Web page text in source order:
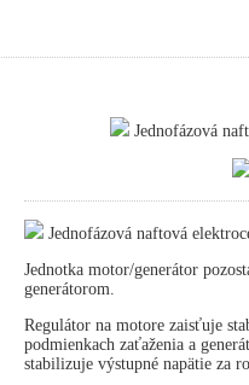
Jednofázová
Jednofázová naftová
Jednotka motor/generátor
generátorom.
Regulátor na motore zaisťuje
podmienkach zaťaženia a
stabilizuje výstupné napätie za